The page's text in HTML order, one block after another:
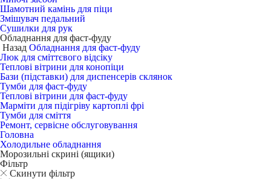
Шамотний камінь для піци
Змішувач педальний
Сушилки для рук
Обладнання для фаст-фуду
Назад Обладнання для фаст-фуду
Люк для сміттєвого відсіку
Теплові вітрини для конопіци
Бази (підставки) для диспенсерів склянок
Тумби для фаст-фуду
Теплові вітрини для фаст-фуду
Марміти для підігріву картоплі фрі
Тумби для сміття
Ремонт, сервісне обслуговування
Головна
Холодильне обладнання
Морозильні скрині (ящики)
Фільтр
Скинути фільтр